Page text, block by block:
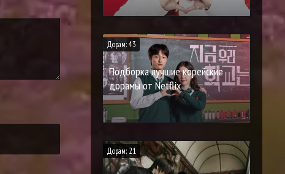
Дорам: 43
Подборка лучшие корейские
дорамы от Netflix
Дорам: 21